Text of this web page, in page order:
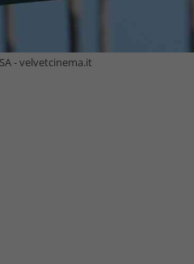
- velvetcinema.it